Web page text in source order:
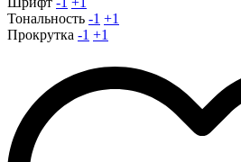
Тональность -1 +1
Прокрутка -1 +1